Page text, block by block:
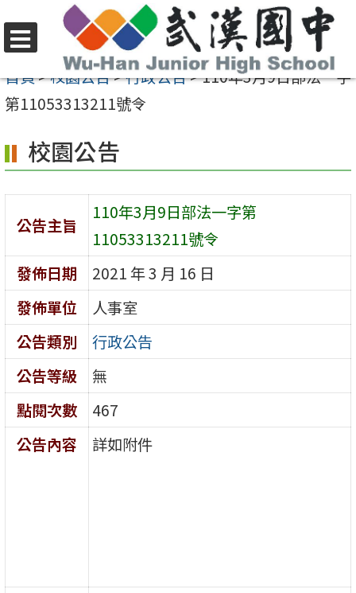
至
要
容
區
選
單
首頁>校園公告>行政公告>110年3月9日部法一字
第11053313211號令
校園公告
公告主旨
110年3月9日部法一字第
11053313211號令
發佈日期
2021 年 3 月 16 日
發佈單位
人事室
公告類別
行政公告
公告等級
無
點閱次數
467
公告內容
詳如附件